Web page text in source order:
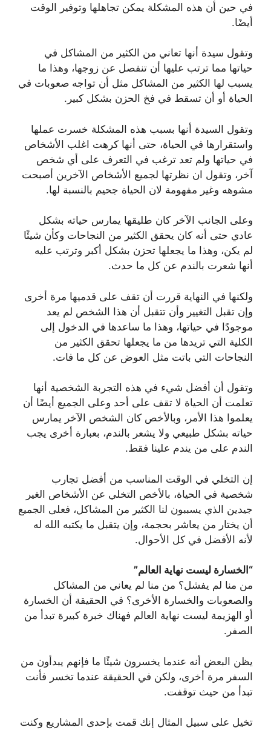
في حين أن هذه المشكلة يمكن تجاهلها وتوفير الوقت
أيضًا.
‏وتقول سيدة أنها تعاني من الكثير من المشاكل في
حياتها مما ترتب عليها أن تنفصل عن زوجها، ‏وهذا ما
يسبب لها الكثير من المشاكل مثل أن تواجه صعوبات في
الحياة أو أن تسقط في فخ الحزن بشكل كبير.
‏وتقول السيدة أنها بسبب هذه المشكلة خسرت عملها
واستقرارها في الحياة، حتى أنها كرهت اغلب الأشخاص
في حياتها ولم تعد ترغب في التعرف على أي شخص
آخر، وتقول ان نظرتها لجميع الأشخاص الآخرين أصبحت
مشوهه وغير مفهومة لان الحياة جحيم بالنسبة لها.
‏وعلى الجانب الآخر كان طليقها ‏يمارس حياته بشكل
عادي حتى أنه كان يحقق الكثير من النجاحات وكأن شيئًا
لم يكن، وهذا ما يجعلها تحزن بشكل أكبر وترتب عليه
أنها شعرت بالندم عن كل ما حدث.
‏ولكنها في النهاية قررت أن تقف على قدميها مرة أخرى
وإن تقبل التغيير وأن تتقبل أن هذا الشخص لم يعد
موجودًا في حياتها، وهذا ما ساعدها في الدخول إلى
الكلية التي تريدها من ما يجعلها تحقق الكثير من
النجاحات التي باتت مثل العوض عن كل ما فات.
وتقول أن أفضل شيء في هذه التجربة الشخصية أنها
تعلمت أن الحياة لا تقف على أحد وعلى الجميع أيضًا أن
يعلموا هذا الأمر، ‏وبالأخص كان الشخص الآخر يمارس
حياته بشكل طبيعي ولا يشعر بالندم، بعبارة أخرى يجب
الندم على من يندم علينا فقط.
إن التخلي في الوقت المناسب من أفضل تجارب
شخصية في الحياة، بالأخص التخلي عن الأشخاص الغير
جيدين الذي يسببون لنا الكثير من المشاكل، فعلى الجميع
أن يختار من يعاشر بحجمة، وإن يتقبل ما يكتبه الله له
لأنه الأفضل في كل الأحوال.
“الخسارة ليست نهاية العالم”
‏من منا لم يفشل؟ من منا لم يعاني من المشاكل
والصعوبات والخسارة الأخرى؟ ‏في الحقيقة أن الخسارة
أو الهزيمة ليست نهاية العالم فهناك خبرة كبيرة تبدأ من
الصفر.
‏يظن البعض أنه عندما يخسرون شيئًا ما فإنهم يبدأون من
السفر مرة أخرى، ولكن في الحقيقة عندما تخسر فأنت
تبدأ من حيث توقفت.
‏تخيل على سبيل المثال إنك قمت بإحدى المشاريع وكنت